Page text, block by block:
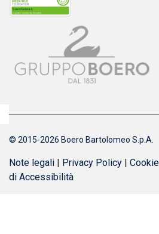
© 2015-2026 Boero Bartolomeo S.p.A.
Note legali | Privacy Policy |
di Accessibilità